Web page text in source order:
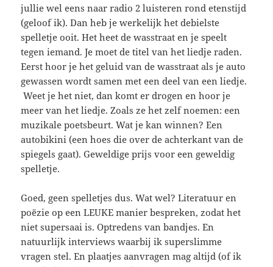
jullie wel eens naar radio 2 luisteren rond etenstijd
(geloof ik). Dan heb je werkelijk het debielste
spelletje ooit. Het heet de wasstraat en je speelt
tegen iemand. Je moet de titel van het liedje raden.
Eerst hoor je het geluid van de wasstraat als je auto
gewassen wordt samen met een deel van een liedje.
Weet je het niet, dan komt er drogen en hoor je
meer van het liedje. Zoals ze het zelf noemen: een
muzikale poetsbeurt. Wat je kan winnen? Een
autobikini (een hoes die over de achterkant van de
spiegels gaat). Geweldige prijs voor een geweldig
spelletje.
Goed, geen spelletjes dus. Wat wel? Literatuur en
poëzie op een LEUKE manier bespreken, zodat het
niet supersaai is. Optredens van bandjes. En
natuurlijk interviews waarbij ik superslimme
vragen stel. En plaatjes aanvragen mag altijd (of ik